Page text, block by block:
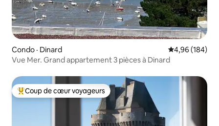
Condo · Dinard Note
4,96 (184)
Vue Mer. Grand appartement 3 pièces à Dinard
Coup de cœur voyageurs parmi les plus aimés
Coup de cœur voyageurs